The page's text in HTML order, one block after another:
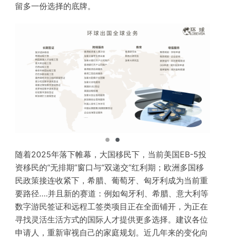
留多一份选择的底牌。
随着2025年落下帷幕，大国移民下，当前美国EB-5投
资移民的“无排期”窗口与“双递交”红利期；欧洲多国移
民政策接连收紧下，希腊、葡萄牙、匈牙利成为当前重
要路径….并且新的赛道：例如匈牙利、希腊、意大利等
数字游民签证和远程工签类项目正在全面铺开，为正在
寻找灵活生活方式的国际人才提供更多选择。建议各位
申请人，重新审视自己的家庭规划。近几年来的变化向